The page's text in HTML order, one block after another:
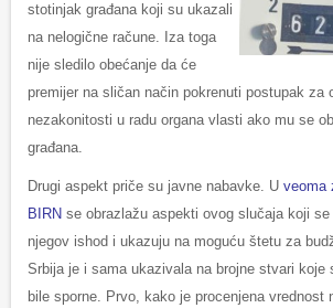
stotinjak građana koji su ukazali
na nelogične račune. Iza toga
nije sledilo obećanje da će
premijer na sličan način pokrenuti postupak za
nezakonitosti u radu organa vlasti ako mu se
građana.
Drugi aspekt priče su javne nabavke. U veoma
BIRN se obrazlažu aspekti ovog slučaja koji se
njegov ishod i ukazuju na moguću štetu za
Srbija je i sama ukazivala na brojne stvari koje
bile sporne. Prvo, kako je procenjena vrednost